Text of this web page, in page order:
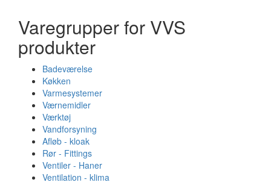
Varegrupper for VVS
produkter
Badeværelse
Køkken
Varmesystemer
Værnemidler
Værktøj
Vandforsyning
Afløb - kloak
Rør - Fittings
Ventiler - Haner
Ventilation - klima